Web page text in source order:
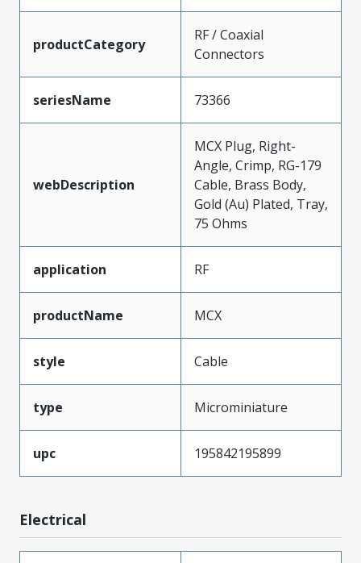
productCategory
RF / Coaxial
Connectors
seriesName 73366
webDescription
MCX Plug, Right-
Angle, Crimp, RG-179
Cable, Brass Body,
Gold (Au) Plated, Tray,
75 Ohms
application RF
productName MCX
style Cable
type Microminiature
upc 195842195899
Electrical